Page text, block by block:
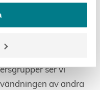
till ett annat, som
vi ser en minskad
yngsta målgruppen, i
ser vi
av andra